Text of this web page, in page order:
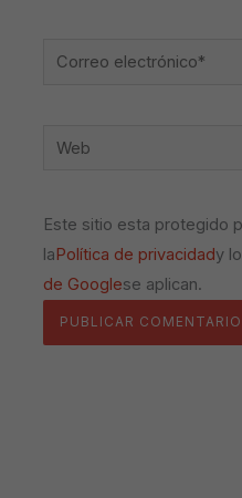
Correo
Web
Este sitio esta protegido
laPolítica de privacidady
de Googlese aplican.